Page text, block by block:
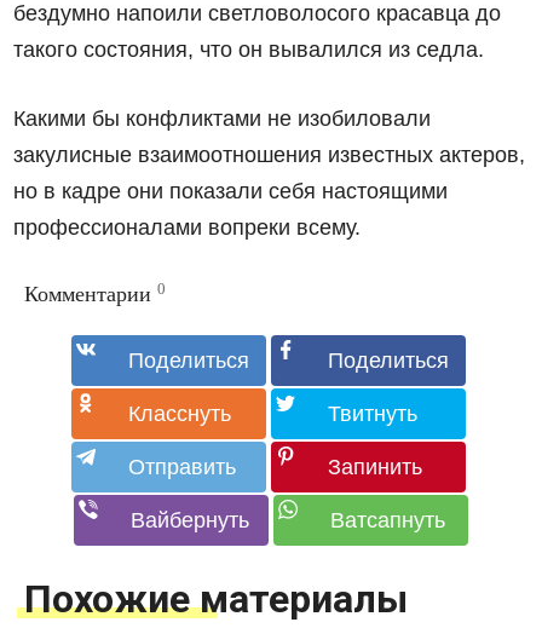
бездумно напоили светловолосого красавца до
такого состояния, что он вывалился из седла.
Какими бы конфликтами не изобиловали
закулисные взаимоотношения известных актеров,
но в кадре они показали себя настоящими
профессионалами вопреки всему.
Комментарии 0
Похожие материалы